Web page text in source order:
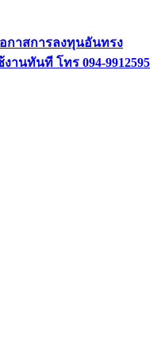
กาสการลงทุนอันทรง
นทันที โทร 094-9912595